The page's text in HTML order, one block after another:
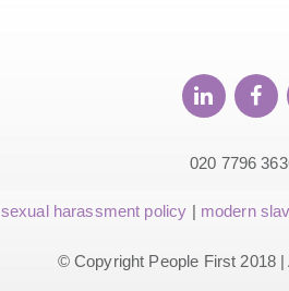
020 7796
sexual harassment policy | modern
© Copyright People First 2018